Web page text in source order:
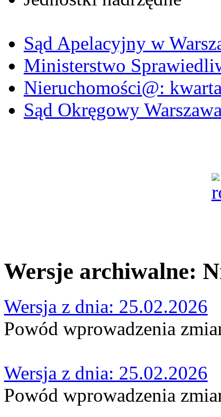
Sąd Apelacyjny w
Ministerstwo
Nieruchomości@:
Sąd Okręgowy
Wersje archiwalne:
Wersja z dnia: 25.02.2026
Powód wprowadzenia
Wersja z dnia: 25.02.2026
Powód wprowadzenia